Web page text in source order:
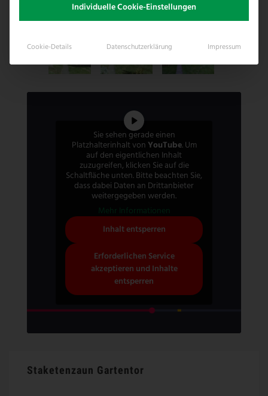
Sie sehen gerade einen
Platzhalterinhalt von YouTube. Um
auf den eigentlichen Inhalt
zuzugreifen, klicken Sie auf die
Schaltfläche unten. Bitte beachten Sie,
dass dabei Daten an Drittanbieter
weitergegeben werden.
Mehr Informationen
Inhalt entsperren
Erforderlichen Service
akzeptieren und Inhalte
entsperren
Staketenzaun Gartentor
Individuelle Cookie-Einstellungen
Cookie-Details Datenschutzerklärung Impressum